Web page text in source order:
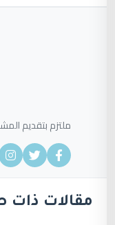
ملتزم بتقديم
مقالات ذات